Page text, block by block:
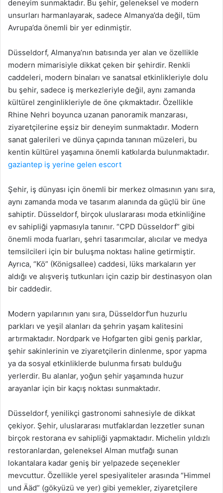
deneyim sunmaktadır. Bu şehir, geleneksel ve modern
unsurları harmanlayarak, sadece Almanya’da değil, tüm
Avrupa’da önemli bir yer edinmiştir.
Düsseldorf, Almanya’nın batısında yer alan ve özellikle
modern mimarisiyle dikkat çeken bir şehirdir. Renkli
caddeleri, modern binaları ve sanatsal etkinlikleriyle dolu
bu şehir, sadece iş merkezleriyle değil, aynı zamanda
kültürel zenginlikleriyle de öne çıkmaktadır. Özellikle
Rhine Nehri boyunca uzanan panoramik manzarası,
ziyaretçilerine eşsiz bir deneyim sunmaktadır. Modern
sanat galerileri ve dünya çapında tanınan müzeleri, bu
kentin kültürel yaşamına önemli katkılarda bulunmaktadır.
gaziantep iş yerine gelen escort
Şehir, iş dünyası için önemli bir merkez olmasının yanı sıra,
aynı zamanda moda ve tasarım alanında da güçlü bir üne
sahiptir. Düsseldorf, birçok uluslararası moda etkinliğine
ev sahipliği yapmasıyla tanınır. “CPD Düsseldorf” gibi
önemli moda fuarları, şehri tasarımcılar, alıcılar ve medya
temsilcileri için bir buluşma noktası haline getirmiştir.
Ayrıca, “Kö” (Königsallee) caddesi, lüks markaların yer
aldığı ve alışveriş tutkunları için cazip bir destinasyon olan
bir caddedir.
Modern yapılarının yanı sıra, Düsseldorf’un huzurlu
parkları ve yeşil alanları da şehrin yaşam kalitesini
artırmaktadır. Nordpark ve Hofgarten gibi geniş parklar,
şehir sakinlerinin ve ziyaretçilerin dinlenme, spor yapma
ya da sosyal etkinliklerde bulunma fırsatı bulduğu
yerlerdir. Bu alanlar, yoğun şehir yaşamında huzur
arayanlar için bir kaçış noktası sunmaktadır.
Düsseldorf, yenilikçi gastronomi sahnesiyle de dikkat
çekiyor. Şehir, uluslararası mutfaklardan lezzetler sunan
birçok restorana ev sahipliği yapmaktadır. Michelin yıldızlı
restoranlardan, geleneksel Alman mutfağı sunan
lokantalara kadar geniş bir yelpazede seçenekler
mevcuttur. Özellikle yerel spesiyaliteler arasında “Himmel
und Ääd” (gökyüzü ve yer) gibi yemekler, ziyaretçilere